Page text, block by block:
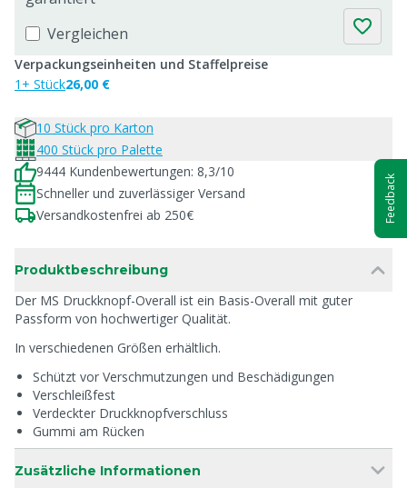
Vergleichen
Verpackungseinheiten und Staffelpreise
1+ Stück26,00 €
10 Stück pro Karton
400 Stück pro Palette
9444 Kundenbewertungen: 8,3/10
Schneller und zuverlässiger Versand
Versandkostenfrei ab 250€
Produktbeschreibung
Der MS Druckknopf-Overall ist ein Basis-Overall mit guter
Passform von hochwertiger Qualität.
In verschiedenen Größen erhältlich.
Schützt vor Verschmutzungen und Beschädigungen
Verschleißfest
Verdeckter Druckknopfverschluss
Gummi am Rücken
Zusätzliche Informationen
Feedback